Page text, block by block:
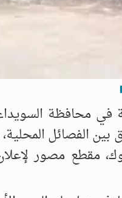
محافظة
بين الفصائل
مقطع مصور